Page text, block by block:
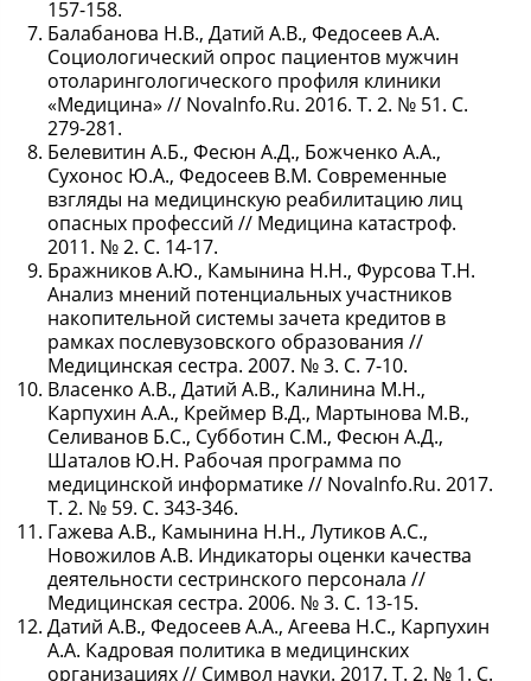
157-158.
Балабанова Н.В., Датий А.В., Федосеев А.А.
Социологический опрос пациентов мужчин
отоларингологического профиля клиники
«Медицина» // NovaInfo.Ru. 2016. Т. 2. № 51. С.
279-281.
Белевитин А.Б., Фесюн А.Д., Божченко А.А.,
Сухонос Ю.А., Федосеев В.М. Современные
взгляды на медицинскую реабилитацию лиц
опасных профессий // Медицина катастроф.
2011. № 2. С. 14-17.
Бражников А.Ю., Камынина Н.Н., Фурсова Т.Н.
Анализ мнений потенциальных участников
накопительной системы зачета кредитов в
рамках послевузовского образования //
Медицинская сестра. 2007. № 3. С. 7-10.
Власенко А.В., Датий А.В., Калинина М.Н.,
Карпухин А.А., Креймер В.Д., Мартынова М.В.,
Селиванов Б.С., Субботин С.М., Фесюн А.Д.,
Шаталов Ю.Н. Рабочая программа по
медицинской информатике // NovaInfo.Ru. 2017.
Т. 2. № 59. С. 343-346.
Гажева А.В., Камынина Н.Н., Лутиков А.С.,
Новожилов А.В. Индикаторы оценки качества
деятельности сестринского персонала //
Медицинская сестра. 2006. № 3. С. 13-15.
Датий А.В., Федосеев А.А., Агеева Н.С., Карпухин
А.А. Кадровая политика в медицинских
организациях // Символ науки. 2017. Т. 2. № 1. С.